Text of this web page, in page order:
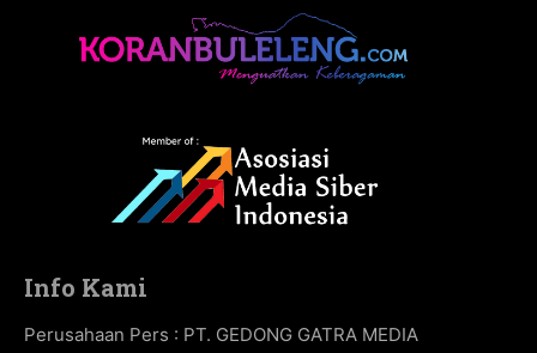
Info Kami
Perusahaan Pers : PT. GEDONG GATRA MEDIA